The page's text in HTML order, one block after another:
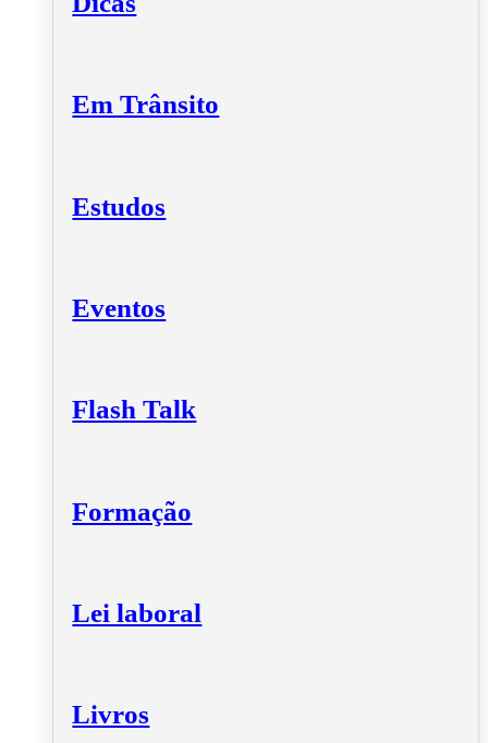
Em Trânsito
Estudos
Eventos
Flash Talk
Formação
Lei laboral
Livros